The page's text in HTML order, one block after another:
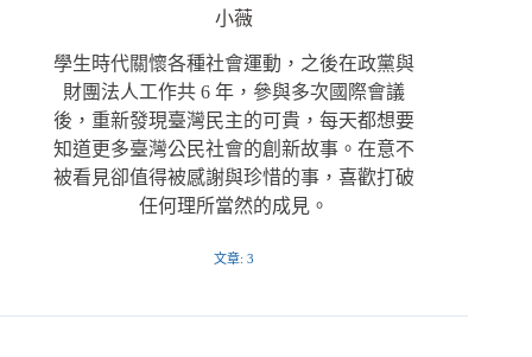
小薇
學生時代關懷各種社會運動，之後在政黨與
財團法人工作共 6 年，參與多次國際會議
後，重新發現臺灣民主的可貴，每天都想要
知道更多臺灣公民社會的創新故事。在意不
被看見卻值得被感謝與珍惜的事，喜歡打破
任何理所當然的成見。
文章: 3